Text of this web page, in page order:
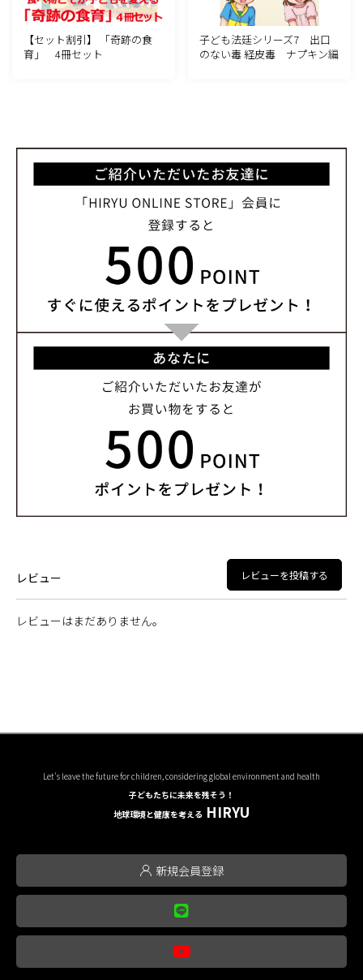
【セット割引】 「奇跡の食
育」 4冊セット
子ども法廷シリーズ7 出口
のない毒 経皮毒 ナプキン編
レビュー レビューを投稿する
レビューはまだありません。
Let's leave the future for children, considering global environment and health
子どもたちに未来を残そう！
地球環境と健康を考える HIRYU
新規会員登録